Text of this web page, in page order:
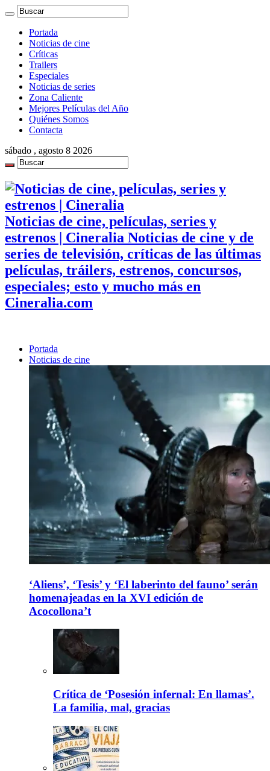
Portada
Noticias de cine
Críticas
Trailers
Especiales
Noticias de series
Zona Caliente
Mejores Películas del Año
Quiénes Somos
Contacta
sábado , agosto 8 2026
Noticias de cine, películas, series y
estrenos | Cineralia Noticias de cine y de
series de televisión, críticas de las últimas
películas, tráilers, estrenos, concursos,
especiales; esto y mucho más en
Cineralia.com
Portada
Noticias de cine
‘Aliens’, ‘Tesis’ y ‘El laberinto del fauno’ serán
homenajeadas en la XVI edición de
Acocollona’t
Crítica de ‘Posesión infernal: En llamas’.
La familia, mal, gracias